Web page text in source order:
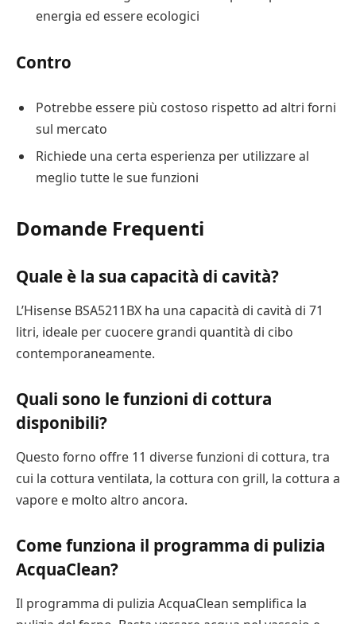
energia ed essere ecologici
Contro
Potrebbe essere più costoso rispetto ad altri forni
sul mercato
Richiede una certa esperienza per utilizzare al
meglio tutte le sue funzioni
Domande Frequenti
Quale è la sua capacità di cavità?
L’Hisense BSA5211BX ha una capacità di cavità di 71
litri, ideale per cuocere grandi quantità di cibo
contemporaneamente.
Quali sono le funzioni di cottura
disponibili?
Questo forno offre 11 diverse funzioni di cottura, tra
cui la cottura ventilata, la cottura con grill, la cottura a
vapore e molto altro ancora.
Come funziona il programma di pulizia
AcquaClean?
Il programma di pulizia AcquaClean semplifica la